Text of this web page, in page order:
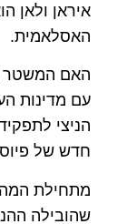
איראן ולאן
האסלאמית.
האם המשטר
עם מדינות
הניצי
חדש של פיוס
שהובילה